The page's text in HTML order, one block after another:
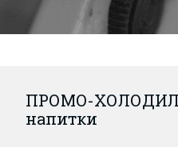
ПРОМО-
напитки